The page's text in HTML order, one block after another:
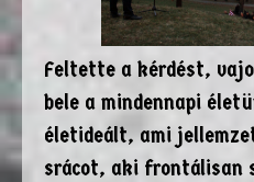
Feltette a kérdést,
bele a mindennapi
életideált, ami
srácot, aki frontálisan